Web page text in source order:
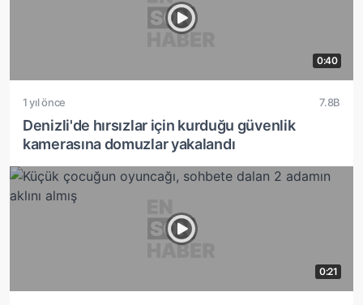
0:40
1 yıl önce 7.8B
Denizli'de hırsızlar için kurduğu güvenlik
kamerasına domuzlar yakalandı
0:21